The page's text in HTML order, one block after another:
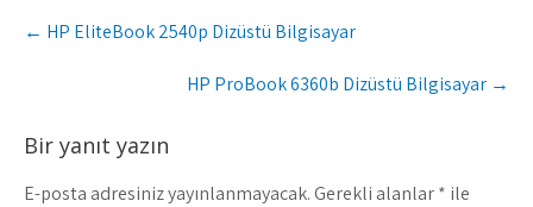
Post
navigation
← HP EliteBook 2540p Dizüstü Bilgisayar
HP ProBook 6360b Dizüstü Bilgisayar →
Bir yanıt yazın
E-posta adresiniz yayınlanmayacak.Gerekli alanlar* ile